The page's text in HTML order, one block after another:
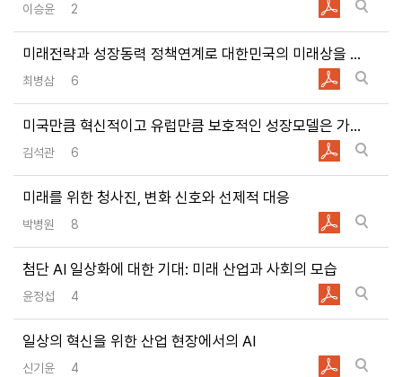
거나 과학기술정책연구원에서 제시한 이용조건을 이행하지
관련기관에 처벌을 받을 수 있으며, 즉시 저작물의 이용허락을
동의합니다.
과제준비 교육자료 출판활용 기타
이승윤 2
미래전략과 성장동력 정책연계로 대한민국의 미래상을 설계하자
최병삼 6
미국만큼 혁신적이고 유럽만큼 보호적인 성장모델은 가능할까
김석관 6
미래를 위한 청사진, 변화 신호와 선제적 대응
박병원 8
첨단 AI 일상화에 대한 기대: 미래 산업과 사회의 모습
윤정섭 4
일상의 혁신을 위한 산업 현장에서의 AI
신기윤 4